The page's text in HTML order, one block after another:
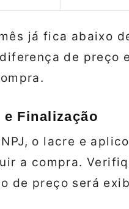
já fica abaixo
de preço
e Finalização
o lacre e
a compra.
de preço será